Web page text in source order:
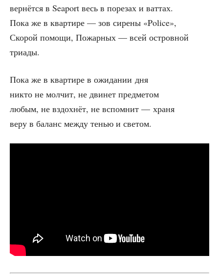
вер­нёт­ся в Seaport весь в поре­зах и ваттах.
Пока же в квар­ти­ре — зов сире­ны «Police»,
Ско­рой помо­щи, Пожар­ных — всей ост­ров­ной
триады.
Пока же в квар­ти­ре в ожи­да­нии дня
никто не мол­чит, не дви­нет предметом
любым, не вздох­нёт, не вспом­нит — храня
веру в баланс меж­ду тенью и светом.